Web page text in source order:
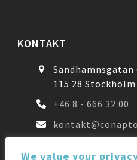
We value your
KONTAKT
Sandhamnsgatan
115 28 Stockholm
+46 8 - 666 32 00